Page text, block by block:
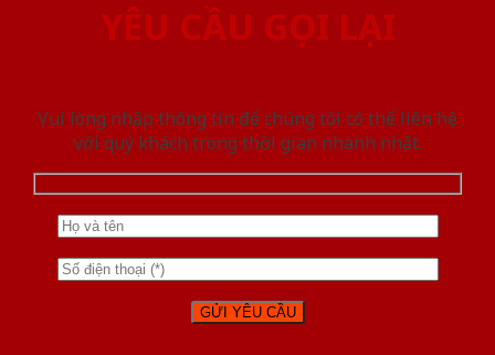
YÊU CẦU GỌI LẠI
Vui lòng nhập thông tin để chúng tôi có thể liên hệ
với quý khách trong thời gian nhanh nhất.